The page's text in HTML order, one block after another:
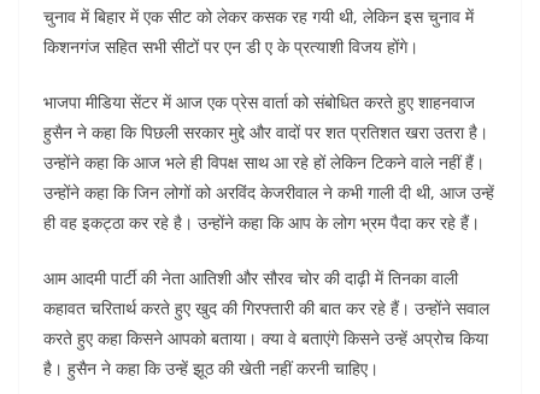
चुनाव में बिहार में एक सीट को लेकर कसक रह गयी थी, लेकिन इस चुनाव में
किशनगंज सहित सभी सीटों पर एन डी ए के प्रत्याशी विजय होंगे।
भाजपा मीडिया सेंटर में आज एक प्रेस वार्ता को संबोधित करते हुए शाहनवाज
हुसैन ने कहा कि पिछली सरकार मुद्दे और वादों पर शत प्रतिशत खरा उतरा है।
उन्होंने कहा कि आज भले ही विपक्ष साथ आ रहे हों लेकिन टिकने वाले नहीं हैं।
उन्होंने कहा कि जिन लोगों को अरविंद केजरीवाल ने कभी गाली दी थी, आज उन्हें
ही वह इकट्ठा कर रहे है। उन्होंने कहा कि आप के लोग भ्रम पैदा कर रहे हैं।
आम आदमी पार्टी की नेता आतिशी और सौरव चोर की दाढ़ी में तिनका वाली
कहावत चरितार्थ करते हुए खुद की गिरफ्तारी की बात कर रहे हैं। उन्होंने सवाल
करते हुए कहा किसने आपको बताया। क्या वे बताएंगे किसने उन्हें अप्रोच किया
है। हुसैन ने कहा कि उन्हें झूठ की खेती नहीं करनी चाहिए।